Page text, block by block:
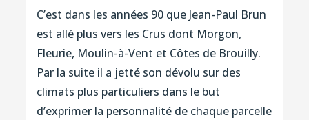
C’est dans les années 90 que Jean-Paul Brun
est allé plus vers les Crus dont Morgon,
Fleurie, Moulin-à-Vent et Côtes de Brouilly.
Par la suite il a jetté son dévolu sur des
climats plus particuliers dans le but
d’exprimer la personnalité de chaque parcelle